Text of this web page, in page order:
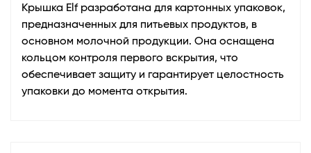
Крышка Elf разработана для картонных упаковок,
предназначенных для питьевых продуктов, в
основном молочной продукции. Она оснащена
кольцом контроля первого вскрытия, что
обеспечивает защиту и гарантирует целостность
упаковки до момента открытия.